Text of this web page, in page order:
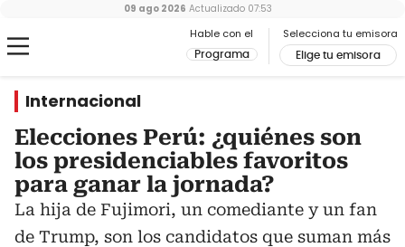
Hable con el
Programa
Selecciona tu emisora
Elige tu emisora
09 ago 2026 Actualizado 07:53
Internacional
Elecciones Perú: ¿quiénes son
los presidenciables favoritos
para ganar la jornada?
La hija de Fujimori, un comediante y un fan
de Trump, son los candidatos que suman más